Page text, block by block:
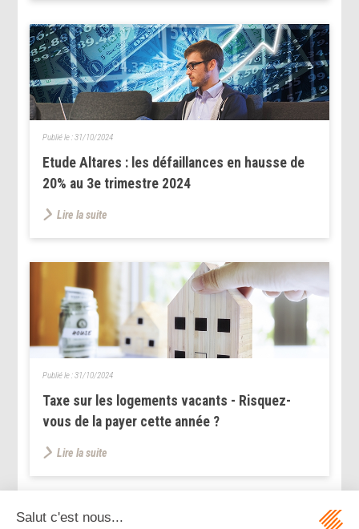
Etude Altares : les défaillances en hausse de
20% au 3e trimestre 2024
Publié le :31/10/2024
Lire la suite
Taxe sur les logements vacants - Risquez-
vous de la payer cette année ?
Publié le :31/10/2024
Lire la suite
<< < ...